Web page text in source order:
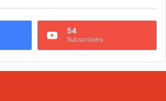
54
Subscribers